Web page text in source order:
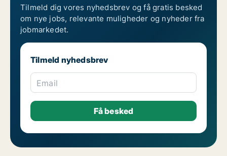
Tilmeld dig vores nyhedsbrev og få gratis besked
om nye jobs, relevante muligheder og nyheder fra
jobmarkedet.
Tilmeld nyhedsbrev
Email